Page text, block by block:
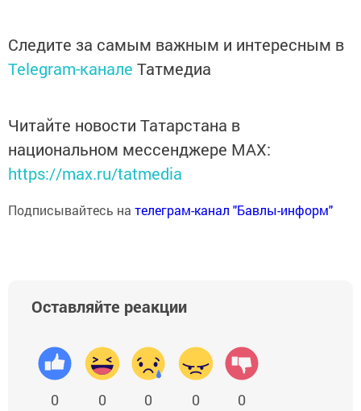
Следите за самым важным и интересным в
Telegram-канале Татмедиа
Читайте новости Татарстана в
национальном мессенджере MАХ:
https://max.ru/tatmedia
Подписывайтесь на телеграм-канал "Бавлы-информ"
Оставляйте реакции
0 0 0 0 0